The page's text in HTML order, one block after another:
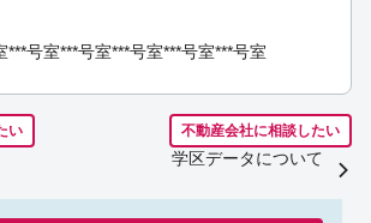
***号室***号室***号室***号室***号室
い 不動産会社に相談したい
学区データについて